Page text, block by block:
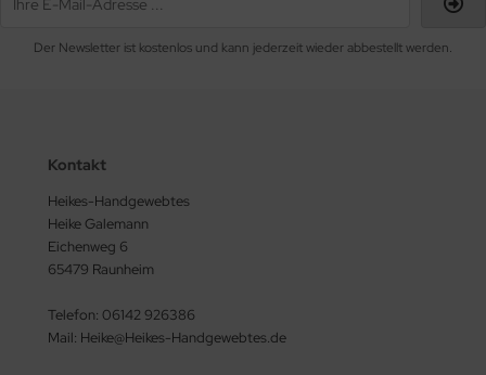
Der Newsletter ist kostenlos und kann jederzeit wieder abbestellt werden.
Kontakt
Heikes-Handgewebtes
Heike Galemann
Eichenweg 6
65479 Raunheim
Telefon: 06142 926386
Mail: Heike@Heikes-Handgewebtes.de